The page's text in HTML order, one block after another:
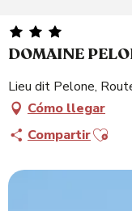
DOMAINE
Lieu dit Pelone,
Cómo llegar
Compartir